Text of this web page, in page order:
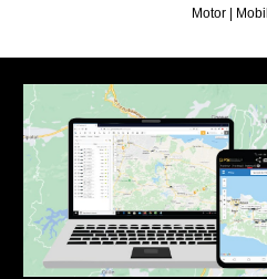
Motor |